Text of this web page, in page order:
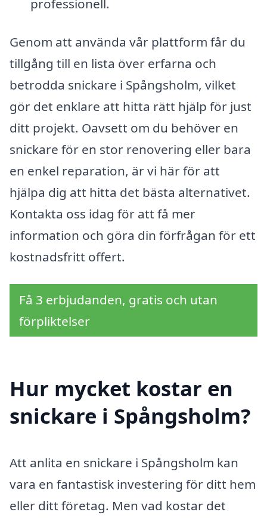
professionell.
Genom att använda vår plattform får du
tillgång till en lista över erfarna och
betrodda snickare i Spångsholm, vilket
gör det enklare att hitta rätt hjälp för just
ditt projekt. Oavsett om du behöver en
snickare för en stor renovering eller bara
en enkel reparation, är vi här för att
hjälpa dig att hitta det bästa alternativet.
Kontakta oss idag för att få mer
information och göra din förfrågan för ett
kostnadsfritt offert.
Få 3 erbjudanden, gratis och utan
förpliktelser
Hur mycket kostar en
snickare i Spångsholm?
Att anlita en snickare i Spångsholm kan
vara en fantastisk investering för ditt hem
eller ditt företag. Men vad kostar det